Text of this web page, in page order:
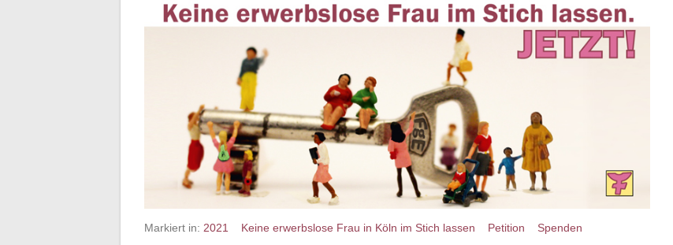
Markiert in: 2021 Keine erwerbslose Frau in Köln im Stich lassen Petition Spenden